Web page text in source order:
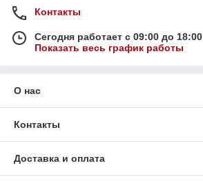
Контакты
Сегодня работает с 09:00 до 18:00
Показать весь график работы
О нас
Контакты
Доставка и оплата